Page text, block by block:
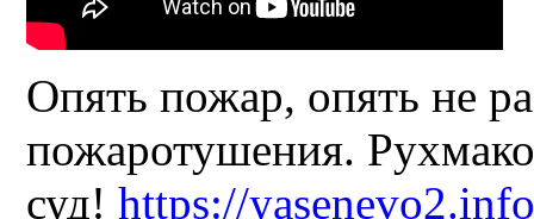
Опять пожар, опять не
пожаротушения.
суд!https://